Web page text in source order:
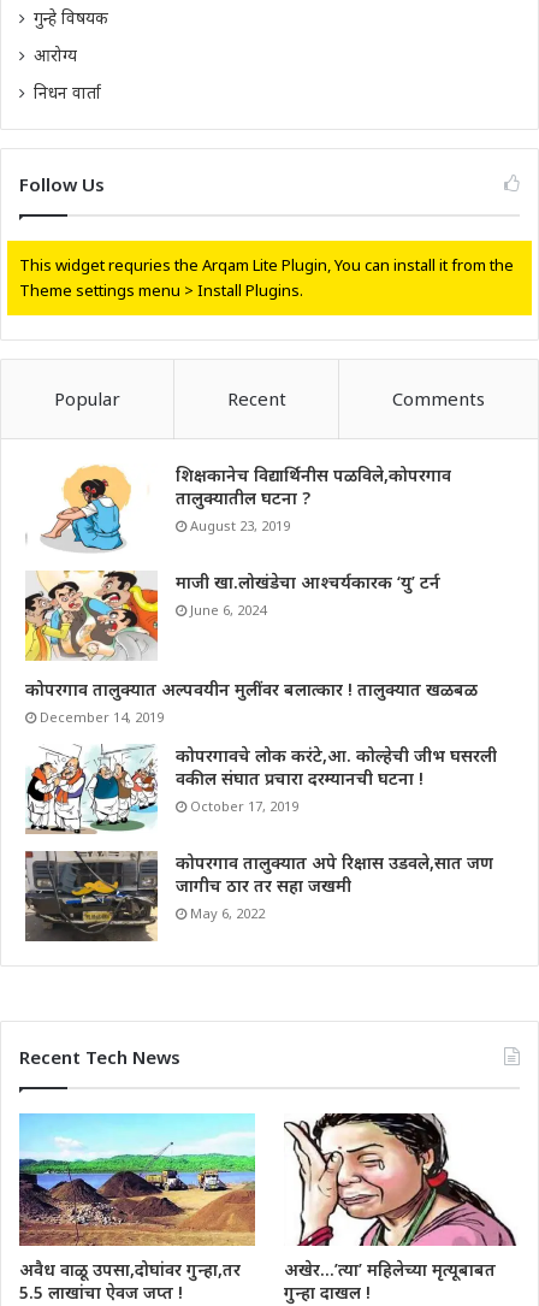
गुन्हे विषयक
आरोग्य
निधन वार्ता
Follow Us
This widget requries the Arqam Lite Plugin, You can install it from the
Theme settings menu > Install Plugins.
Popular Recent Comments
शिक्षकानेच विद्यार्थिनीस पळविले,कोपरगाव
तालुक्यातील घटना ?
August 23, 2019
माजी खा.लोखंडेचा आश्चर्यकारक ‘यु’ टर्न
June 6, 2024
कोपरगाव तालुक्यात अल्पवयीन मुलींवर बलात्कार ! तालुक्यात खळबळ
December 14, 2019
कोपरगावचे लोक करंटे,आ. कोल्हेची जीभ घसरली
वकील संघात प्रचारा दरम्यानची घटना !
October 17, 2019
कोपरगाव तालुक्यात अपे रिक्षास उडवले,सात जण
जागीच ठार तर सहा जखमी
May 6, 2022
Recent Tech News
अवैध वाळू उपसा,दोघांवर गुन्हा,तर
5.5 लाखांचा ऐवज जप्त !
अखेर…’त्या’ महिलेच्या मृत्यूबाबत
गुन्हा दाखल !